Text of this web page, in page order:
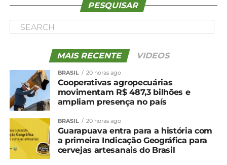
PESQUISAR
MAIS RECENTE VIDEOS
BRASIL 20 horas ago
Cooperativas agropecuárias
movimentam R$ 487,3 bilhões e
ampliam presença no país
BRASIL 20 horas ago
Guarapuava entra para a história com
a primeira Indicação Geográfica para
cervejas artesanais do Brasil